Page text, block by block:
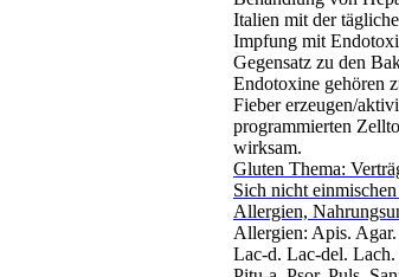
Italien mit der
Impfung mit
Gegensatz zu den
Endotoxinegehören
Fieber erzeugen/
programmierten
wirksam.
Gluten Thema:
Sich nicht
Allergien,
Allergien: Apis. Agar.
Lac-d. Lac-del. Lach